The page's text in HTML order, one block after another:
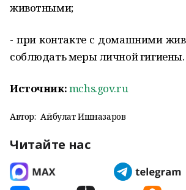
животными;
- при контакте с домашними
соблюдать меры личной гигиены.
Источник:mchs.gov.ru
Автор: Айбулат Ишназаров
Читайте нас